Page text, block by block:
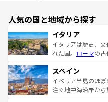
人気の国と地域から探す
イタリア
イタリアは歴史、
れた国。 ローマの
ろん、トスカーナ
景など、自然景観
ピザやパスタなど
スペイン
イベリア半島のほ
注ぐ地中海沿岸か